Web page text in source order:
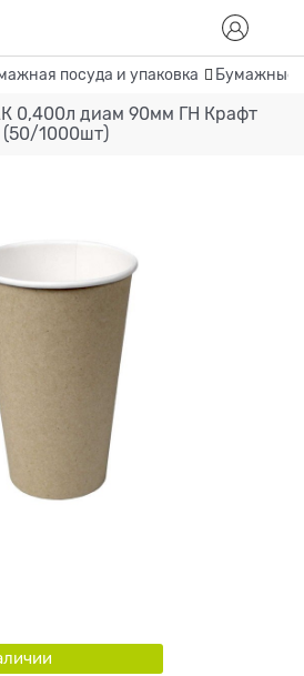
посуда и упаковка Бумажные
0,400л диам 90мм ГН Крафт
(50/1000шт)